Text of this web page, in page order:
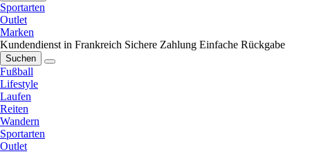
Sportarten
Outlet
Marken
Kundendienst in Frankreich Sichere Zahlung Einfache Rückgabe
Suchen
Fußball
Lifestyle
Laufen
Reiten
Wandern
Sportarten
Outlet